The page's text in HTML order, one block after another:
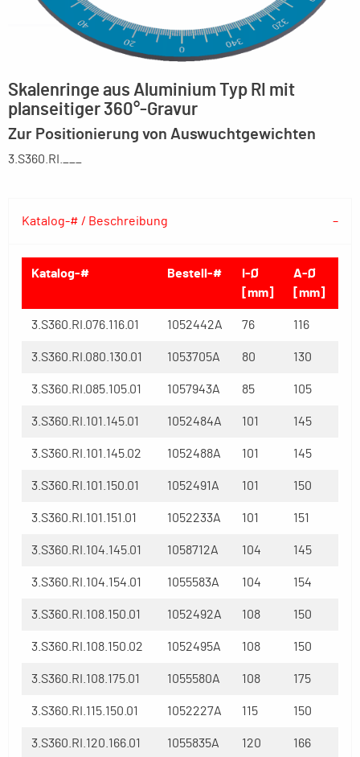
Skalenringe aus Aluminium Typ RI mit
planseitiger 360°-Gravur
Zur Positionierung von Auswuchtgewichten
3.S360.RI.___
Katalog-# / Beschreibung
Katalog-# Bestell-#
I-Ø
[mm]
A-Ø
[mm]
3.S360.RI.076.116.01 1052442A 76 116
3.S360.RI.080.130.01 1053705A 80 130
3.S360.RI.085.105.01 1057943A 85 105
3.S360.RI.101.145.01 1052484A 101 145
3.S360.RI.101.145.02 1052488A 101 145
3.S360.RI.101.150.01 1052491A 101 150
3.S360.RI.101.151.01 1052233A 101 151
3.S360.RI.104.145.01 1058712A 104 145
3.S360.RI.104.154.01 1055583A 104 154
3.S360.RI.108.150.01 1052492A 108 150
3.S360.RI.108.150.02 1052495A 108 150
3.S360.RI.108.175.01 1055580A 108 175
3.S360.RI.115.150.01 1052227A 115 150
3.S360.RI.120.166.01 1055835A 120 166